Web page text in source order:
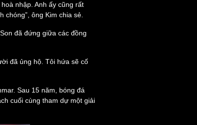
Đọc truyện đêm khuya
Cửa sổ tình yêu
Kể chuyện cho bé
nhập. Anh ấy cũng rất
ông Kim chia sẻ.
đã đứng giữa các đồng
đã ủng hộ. Tôi hứa sẽ cố
Sau 15 năm, bóng đá
cuối cùng tham dự một giải